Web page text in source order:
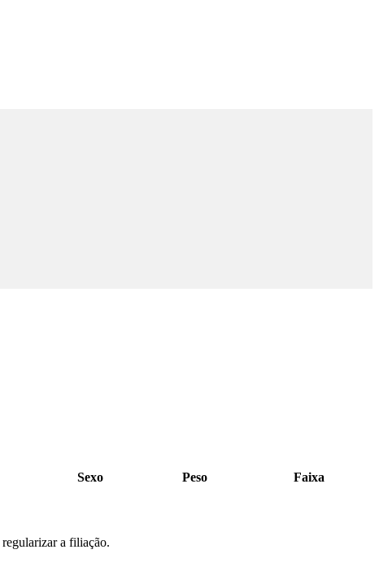
Sexo Peso Faixa
regularizar a filiação.